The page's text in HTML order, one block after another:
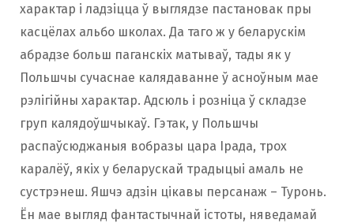
характар і ладзіцца ў выглядзе пастановак пры
касцёлах альбо школах. Да таго ж у беларускім
абрадзе больш паганскіх матываў, тады як у
Польшчы сучаснае калядаванне ў асноўным мае
рэлігійны характар. Адсюль і розніца ў складзе
груп калядоўшчыкаў. Гэтак, у Польшчы
распаўсюджаныя вобразы цара Ірада, трох
каралёў, якіх у беларускай традыцыі амаль не
сустрэнеш. Яшчэ адзін цікавы персанаж – Туронь.
Ён мае выгляд фантастычнай істоты, няведамай